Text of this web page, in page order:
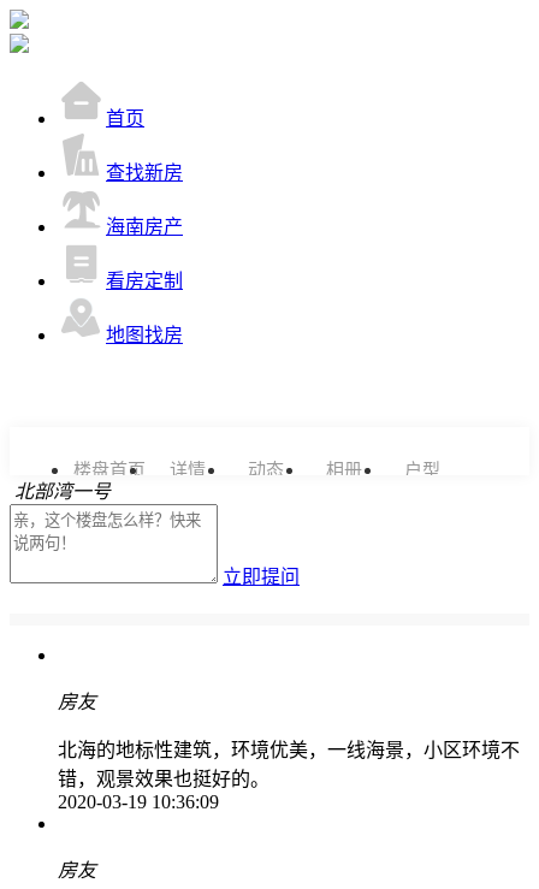
首页
查找新房
海南房产
看房定制
地图找房
楼盘首页 详情 动态 相册 户型
北部湾一号
立即提问
房友
北海的地标性建筑，环境优美，一线海景，小区环境不
错，观景效果也挺好的。
2020-03-19 10:36:09
房友